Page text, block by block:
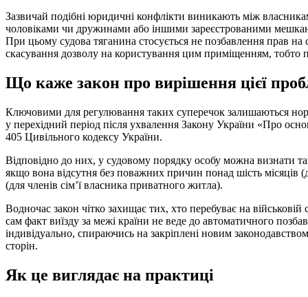
Зазвичай подібні юридичні конфлікти виникають між
чоловіками чи дружинами або іншими зареєстрованими
При цьому судова тяганина стосується не позбавлення прав
скасування дозволу на користування цим приміщенням, тобто
Що каже закон про вирішення цієї
Ключовими для регулювання таких суперечок залишаються
у перехідний період після ухвалення Закону України «Про
405 Цивільного кодексу України.
Відповідно до них, у судовому порядку особу можна визнати
якщо вона відсутня без поважних причин понад шість
(для членів сім’ї власника приватного житла).
Водночас закон чітко захищає тих, хто перебуває на
сам факт виїзду за межі країни не веде до автоматичного
індивідуально, спираючись на закріплені новим
сторін.
Як це виглядає на практиці